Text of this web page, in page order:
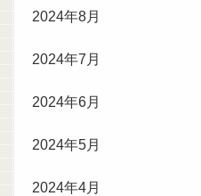
2024年8月
2024年7月
2024年6月
2024年5月
2024年4月